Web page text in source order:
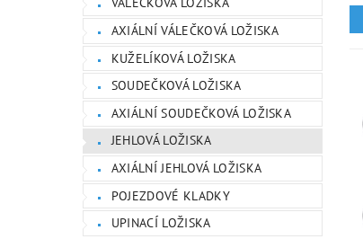
AXIÁLNÍ VÁLEČKOVÁ LOŽISKA
KUŽELÍKOVÁ LOŽISKA
SOUDEČKOVÁ LOŽISKA
AXIÁLNÍ SOUDEČKOVÁ LOŽISKA
JEHLOVÁ LOŽISKA
AXIÁLNÍ JEHLOVÁ LOŽISKA
POJEZDOVÉ KLADKY
UPINACÍ LOŽISKA